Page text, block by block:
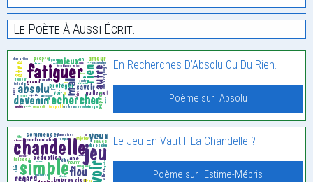
Le Poète À Aussi Écrit:
En Recherches D’Absolu Ou Du Rien.
Poème sur l'Absolu
Le Jeu En Vaut-Il La Chandelle ?
Poème sur l'Estime-Mépris